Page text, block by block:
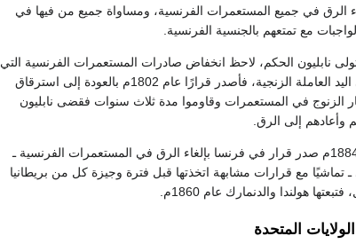
الرق في جميع المستعمرات الفرنسية، ومساواة جميع من فيها في
مع تمتعهم بالجنسية الفرنسية.
نابليون الحكم، لاحظ انخفاض صادرات المستعمرات الفرنسية التي
تعتمد على اليد العاملة الزنجية، فأصدر قرارًا عام 1802م بالعودة إلى استرقاق
الزنوج في المستعمرات وقاوموا مدة ثلاث سنوات فقضى نابليون
وأعادهم إلى الرق.
وفي عام 1884م صدر قرار في فرنسا بإلغاء الرق في المستعمرات الفرنسية ـ
تماشيًا مع قرارات مشابهة اتخذتها قبل فترة وجيزة كل من بريطانيا
فتبعتها هولندا والدنمارك عام 1860م.
المتحدة